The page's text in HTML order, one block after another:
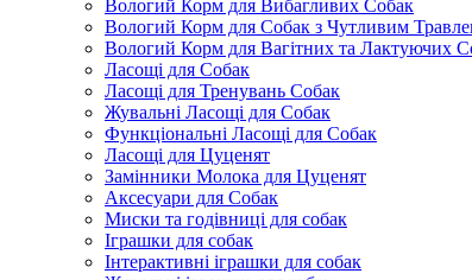
Вологий Корм для Вибагливих Собак
Вологий Корм для Собак з Чутливим
Вологий Корм для Вагітних та Лактуючих
Ласощі для Собак
Ласощі для Тренувань Собак
Жувальні Ласощі для Собак
Функціональні Ласощі для Собак
Ласощі для Цуценят
Замінники Молока для Цуценят
Аксесуари для Собак
Миски та годівниці для собак
Іграшки для собак
Інтерактивні іграшки для собак